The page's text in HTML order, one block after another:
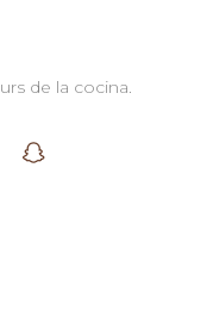
de la cocina.